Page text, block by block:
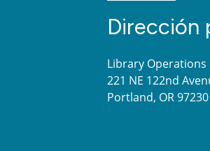
Dirección
Library Operations
221 NE 122nd
Portland, OR 97230